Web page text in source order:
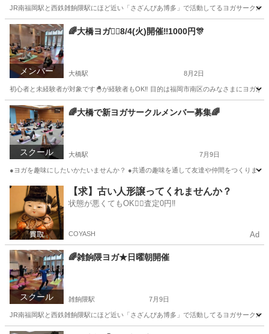
JR南福岡駅と西鉄雑餉隈駅にほど近い「さざんぴあ博多」で活動してるヨガサークル
福岡 福岡市 雑餉隈駅 男性
メンバー
🌈大橋ヨガ🧘‍♀️8/4(火)開催‼️1000円🎊
大橋駅 8月2日
初心者と未経験者が対象です🐣が経験者もOK‼️ 目的は福岡市南区のみなさまにヨガ
福岡 福岡市 大橋駅 スポーツ コロナ
スクール
🌈大橋で新ヨガサークルメンバー募集🌈
大橋駅 7月9日
●ヨガを趣味にしたいかたいませんか？ ●共通の趣味を通して友達や仲間をつくりま
福岡 福岡市 大橋駅 スポーツ サークル
【求】古い人形譲ってくれませんか？
状態が悪くてもOK🙆‍♀️査定0円‼️
COYASH Ad
スクール
🌈雑餉隈ヨガ★日曜朝開催
雑餉隈駅 7月9日
JR南福岡駅と西鉄雑餉隈駅にほど近い「さざんぴあ博多」で活動してるヨガサークル